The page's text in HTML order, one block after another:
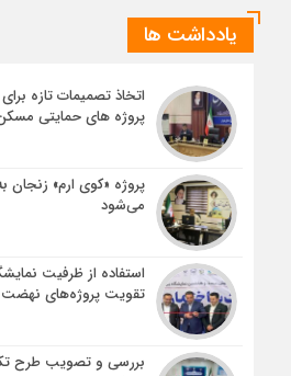
یادداشت ها
اتخاذ تصمیمات تازه
پروژه های حمایتی
پروژه «کوی ارم»
می‌شود
استفاده از ظرفیت
تقویت پروژه‌های
بررسی و تصویب طرح